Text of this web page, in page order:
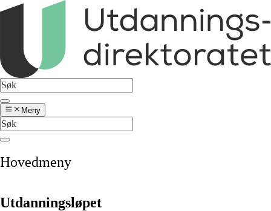
Meny
Hovedmeny
Utdanningsløpet